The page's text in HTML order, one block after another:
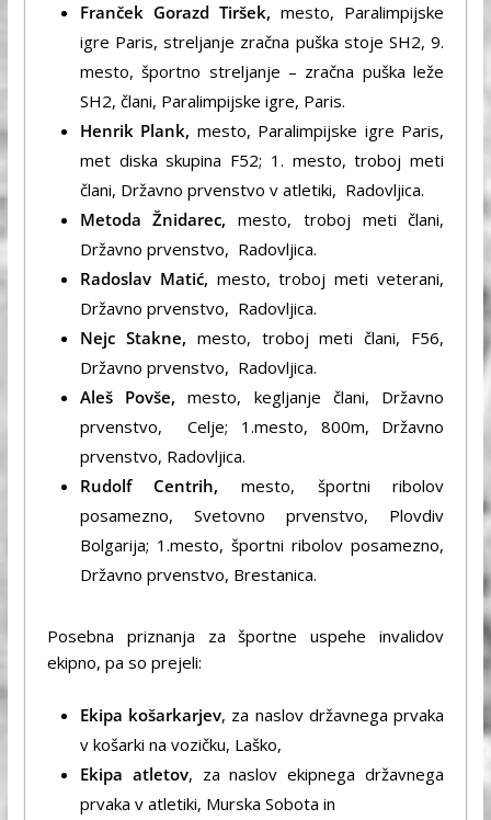
Franček Gorazd Tiršek, mesto, Paralimpijske
igre Paris, streljanje zračna puška stoje SH2, 9.
mesto, športno streljanje – zračna puška leže
SH2, člani, Paralimpijske igre, Paris.
Henrik Plank, mesto, Paralimpijske igre Paris,
met diska skupina F52; 1. mesto, troboj meti
člani, Državno prvenstvo v atletiki, Radovljica.
Metoda Žnidarec,mesto, troboj meti člani,
Državno prvenstvo, Radovljica.
Radoslav Matić, mesto, troboj meti veterani,
Državno prvenstvo, Radovljica.
Nejc Stakne, mesto, troboj meti člani, F56,
Državno prvenstvo, Radovljica.
Aleš Povše,mesto, kegljanje člani, Državno
prvenstvo, Celje; 1.mesto, 800m, Državno
prvenstvo, Radovljica.
Rudolf Centrih, mesto, športni ribolov
posamezno, Svetovno prvenstvo, Plovdiv
Bolgarija; 1.mesto, športni ribolov posamezno,
Državno prvenstvo, Brestanica.
Posebna priznanja za športne uspehe invalidov
ekipno, pa so prejeli:
Ekipa košarkarjev, za naslov državnega prvaka
v košarki na vozičku, Laško,
Ekipa atletov, za naslov ekipnega državnega
prvaka v atletiki, Murska Sobota in